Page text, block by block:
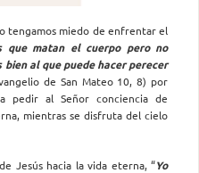
tengamos miedo de enfrentar el
que matan el cuerpo pero no
al que puede hacer perecer
de San Mateo 10, 8) por
pedir al Señor conciencia de
mientras se disfruta del cielo
Jesús hacia la vida eterna, “Yo